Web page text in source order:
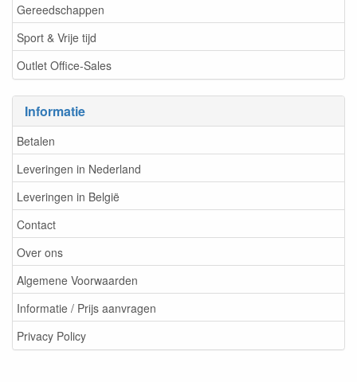
Gereedschappen
Sport & Vrije tijd
Outlet Office-Sales
Informatie
Betalen
Leveringen in Nederland
Leveringen in België
Contact
Over ons
Algemene Voorwaarden
Informatie / Prijs aanvragen
Privacy Policy